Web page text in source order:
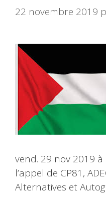
22 novembre 2019
vend. 29 nov 2019 à
l’appel de CP81,
Alternatives et